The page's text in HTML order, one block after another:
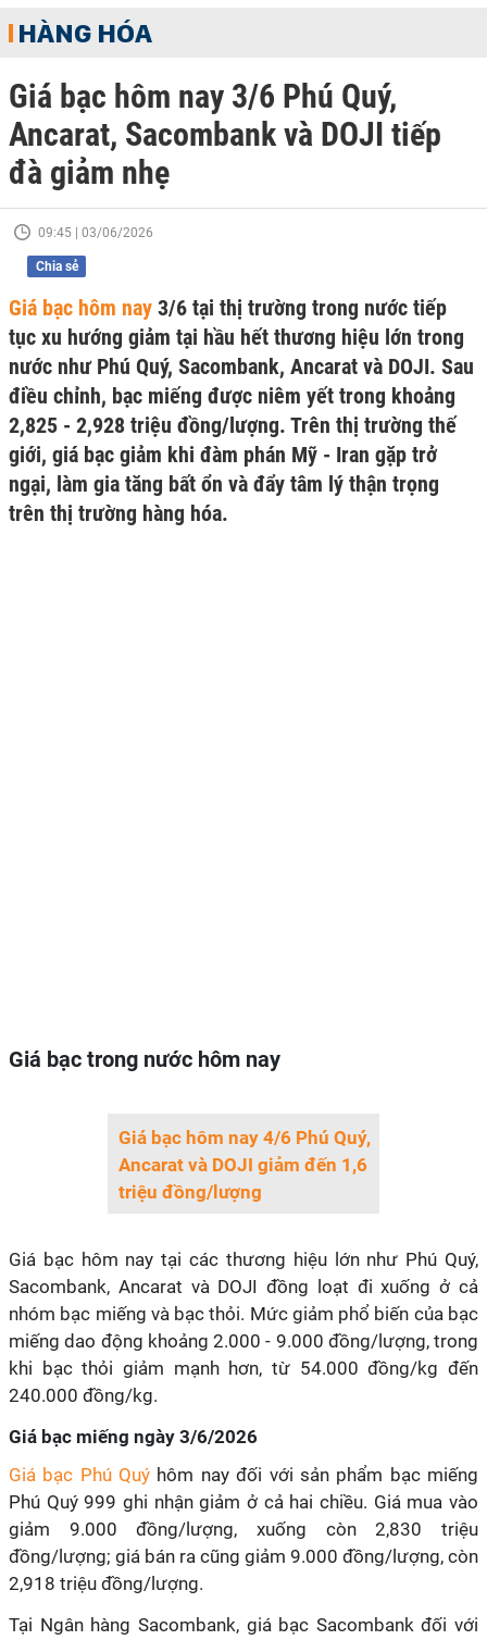
HÀNG HÓA
Giá bạc hôm nay 3/6 Phú Quý,
Ancarat, Sacombank và DOJI tiếp
đà giảm nhẹ
09:45 | 03/06/2026
Chia sẻ
Giá bạc hôm nay 3/6 tại thị trường trong nước tiếp
tục xu hướng giảm tại hầu hết thương hiệu lớn trong
nước như Phú Quý, Sacombank, Ancarat và DOJI. Sau
điều chỉnh, bạc miếng được niêm yết trong khoảng
2,825 - 2,928 triệu đồng/lượng. Trên thị trường thế
giới, giá bạc giảm khi đàm phán Mỹ - Iran gặp trở
ngại, làm gia tăng bất ổn và đẩy tâm lý thận trọng
trên thị trường hàng hóa.
Giá bạc trong nước hôm nay
Giá bạc hôm nay 4/6 Phú Quý,
Ancarat và DOJI giảm đến 1,6
triệu đồng/lượng
Giá bạc hôm nay tại các thương hiệu lớn như Phú Quý,
Sacombank, Ancarat và DOJI đồng loạt đi xuống ở cả
nhóm bạc miếng và bạc thỏi. Mức giảm phổ biến của bạc
miếng dao động khoảng 2.000 - 9.000 đồng/lượng, trong
khi bạc thỏi giảm mạnh hơn, từ 54.000 đồng/kg đến
240.000 đồng/kg.
Giá bạc miếng ngày 3/6/2026
Giá bạc Phú Quý hôm nay đối với sản phẩm bạc miếng
Phú Quý 999 ghi nhận giảm ở cả hai chiều. Giá mua vào
giảm 9.000 đồng/lượng, xuống còn 2,830 triệu
đồng/lượng; giá bán ra cũng giảm 9.000 đồng/lượng, còn
2,918 triệu đồng/lượng.
Tại Ngân hàng Sacombank, giá bạc Sacombank đối với